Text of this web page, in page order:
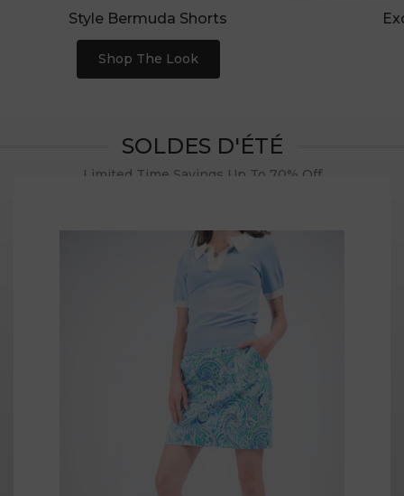
Style Bermuda Shorts
Shop The Look
SOLDES D'ÉTÉ
Limited Time Savings Up To 70% Off